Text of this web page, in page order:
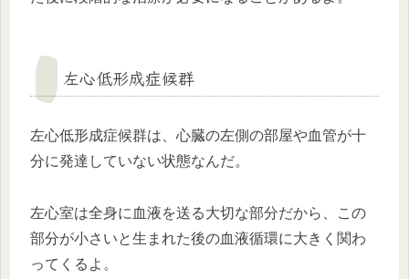
左心低形成症候群
左心低形成症候群は、心臓の左側の部屋や血管が十
分に発達していない状態なんだ。
左心室は全身に血液を送る大切な部分だから、この
部分が小さいと生まれた後の血液循環に大きく関わ
ってくるよ。